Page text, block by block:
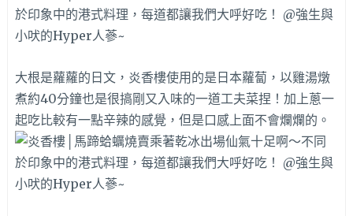
大根是蘿蘿的日文，炎香樓使用的是日本蘿蔔，以雞湯燉
煮約40分鐘也是很搞剛又入味的一道工夫菜捏！加上蔥一
起吃比較有一點辛辣的感覺，但是口感上面不會爛爛的。